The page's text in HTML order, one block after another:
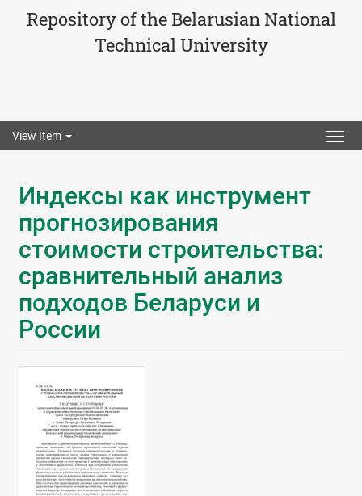
Repository of the Belarusian National
Technical University
View Item
Индексы как инструмент
прогнозирования
стоимости строительства:
сравнительный анализ
подходов Беларуси и
России